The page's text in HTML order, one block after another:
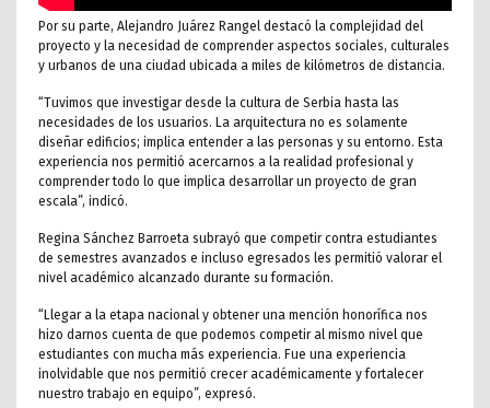
Por su parte, Alejandro Juárez Rangel destacó la complejidad del
proyecto y la necesidad de comprender aspectos sociales, culturales
y urbanos de una ciudad ubicada a miles de kilómetros de distancia.
“Tuvimos que investigar desde la cultura de Serbia hasta las
necesidades de los usuarios. La arquitectura no es solamente
diseñar edificios; implica entender a las personas y su entorno. Esta
experiencia nos permitió acercarnos a la realidad profesional y
comprender todo lo que implica desarrollar un proyecto de gran
escala”, indicó.
Regina Sánchez Barroeta subrayó que competir contra estudiantes
de semestres avanzados e incluso egresados les permitió valorar el
nivel académico alcanzado durante su formación.
“Llegar a la etapa nacional y obtener una mención honorífica nos
hizo darnos cuenta de que podemos competir al mismo nivel que
estudiantes con mucha más experiencia. Fue una experiencia
inolvidable que nos permitió crecer académicamente y fortalecer
nuestro trabajo en equipo”, expresó.